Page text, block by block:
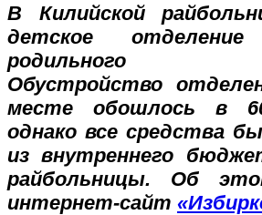
В Килийской
детское
родильного
Обустройство
месте обошлось в
однако все средства
из внутреннего
райбольницы. Об
интернет-сайт